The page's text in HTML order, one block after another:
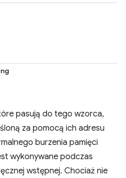
pasują do tego wzorca,
za pomocą ich adresu
burzenia pamięci
wykonywane podczas
wstępnej. Chociaż nie